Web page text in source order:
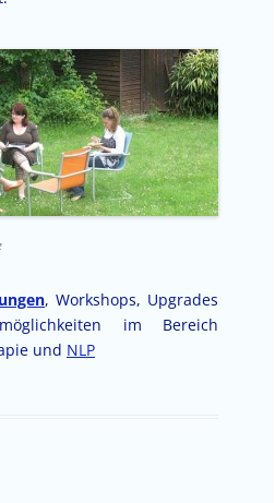
, Workshops, Upgrades
im Bereich
und NLP